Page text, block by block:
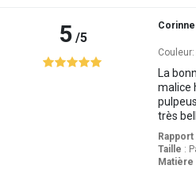
5/5
Corinne
Couleur:
La
malice
très
Taille :
Matière